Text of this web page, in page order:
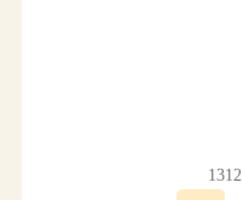
1312